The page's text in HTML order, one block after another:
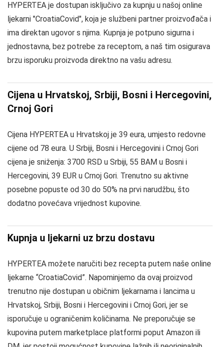
HYPERTEA je dostupan isključivo za kupnju u našoj online
ljekarni "CroatiaCovid", koja je službeni partner proizvođača i
ima direktan ugovor s njima. Kupnja je potpuno sigurna i
jednostavna, bez potrebe za receptom, a naš tim osigurava
brzu isporuku proizvoda direktno na vašu adresu.
Cijena u Hrvatskoj, Srbiji, Bosni i Hercegovini,
Crnoj Gori
Cijena HYPERTEA u Hrvatskoj je 39 eura, umjesto redovne
cijene od 78 eura. U Srbiji, Bosni i Hercegovini i Crnoj Gori
cijena je sniženja: 3700 RSD u Srbiji, 55 BAM u Bosni i
Hercegovini, 39 EUR u Crnoj Gori. Trenutno su aktivne
posebne popuste od 30 do 50% na prvi narudžbu, što
dodatno povećava vrijednost kupovine.
Kupnja u ljekarni uz brzu dostavu
HYPERTEA možete naručiti bez recepta putem naše online
ljekarne “CroatiaCovid”. Napominjemo da ovaj proizvod
trenutno nije dostupan u običnim ljekarnama i lancima u
Hrvatskoj, Srbiji, Bosni i Hercegovini i Crnoj Gori, jer se
isporučuje u ograničenim količinama. Ne preporučuje se
kupovina putem marketplace platformi poput Amazon ili